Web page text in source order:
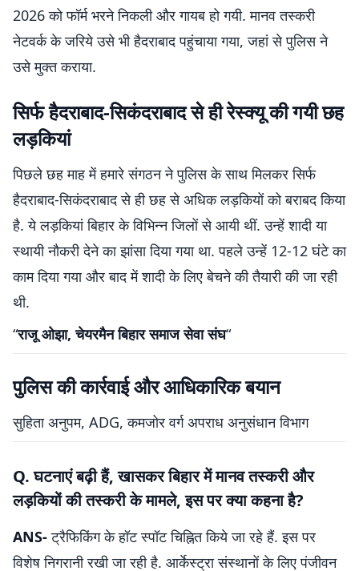
2026 को फॉर्म भरने निकली और गायब हो गयी. मानव तस्करी
नेटवर्क के जरिये उसे भी हैदराबाद पहुंचाया गया, जहां से पुलिस ने
उसे मुक्त कराया.
सिर्फ हैदराबाद-सिकंदराबाद से ही रेस्क्यू की गयी छह
लड़कियां
पिछले छह माह में हमारे संगठन ने पुलिस के साथ मिलकर सिर्फ
हैदराबाद-सिकंदराबाद से ही छह से अधिक लड़कियों को बराबद किया
है. ये लड़कियां बिहार के विभिन्न जिलों से आयी थीं. उन्हें शादी या
स्थायी नौकरी देने का झांसा दिया गया था. पहले उन्हें 12-12 घंटे का
काम दिया गया और बाद में शादी के लिए बेचने की तैयारी की जा रही
थी.
“राजू ओझा, चेयरमैन बिहार समाज सेवा संघ“
पुलिस की कार्रवाई और आधिकारिक बयान
सुहिता अनुपम, ADG, कमजोर वर्ग अपराध अनुसंधान विभाग
Q. घटनाएं बढ़ी हैं, खासकर बिहार में मानव तस्करी और
लड़कियों की तस्करी के मामले, इस पर क्या कहना है?
ANS-ट्रैफिकिंग के हॉट स्पॉट चिह्नित किये जा रहे हैं. इस पर
विशेष निगरानी रखी जा रही है. आर्केस्ट्रा संस्थानों के लिए पंजीवन